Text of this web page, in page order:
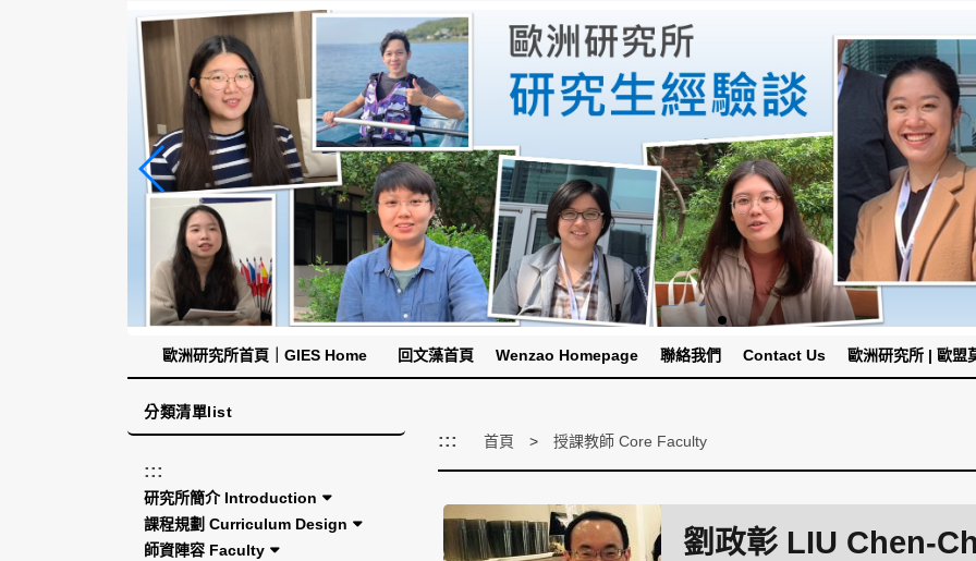
歐洲研究所首頁｜GIES Home 回文藻首頁 Wenzao Homepage 聯絡我們 Contact Us 歐洲研究所 | 歐
分類清單list
:::
研究所簡介 Introduction
課程規劃 Curriculum Design
師資陣容 Faculty
::: 首頁 授課教師 Core Faculty
劉政彰 LIU Chen-